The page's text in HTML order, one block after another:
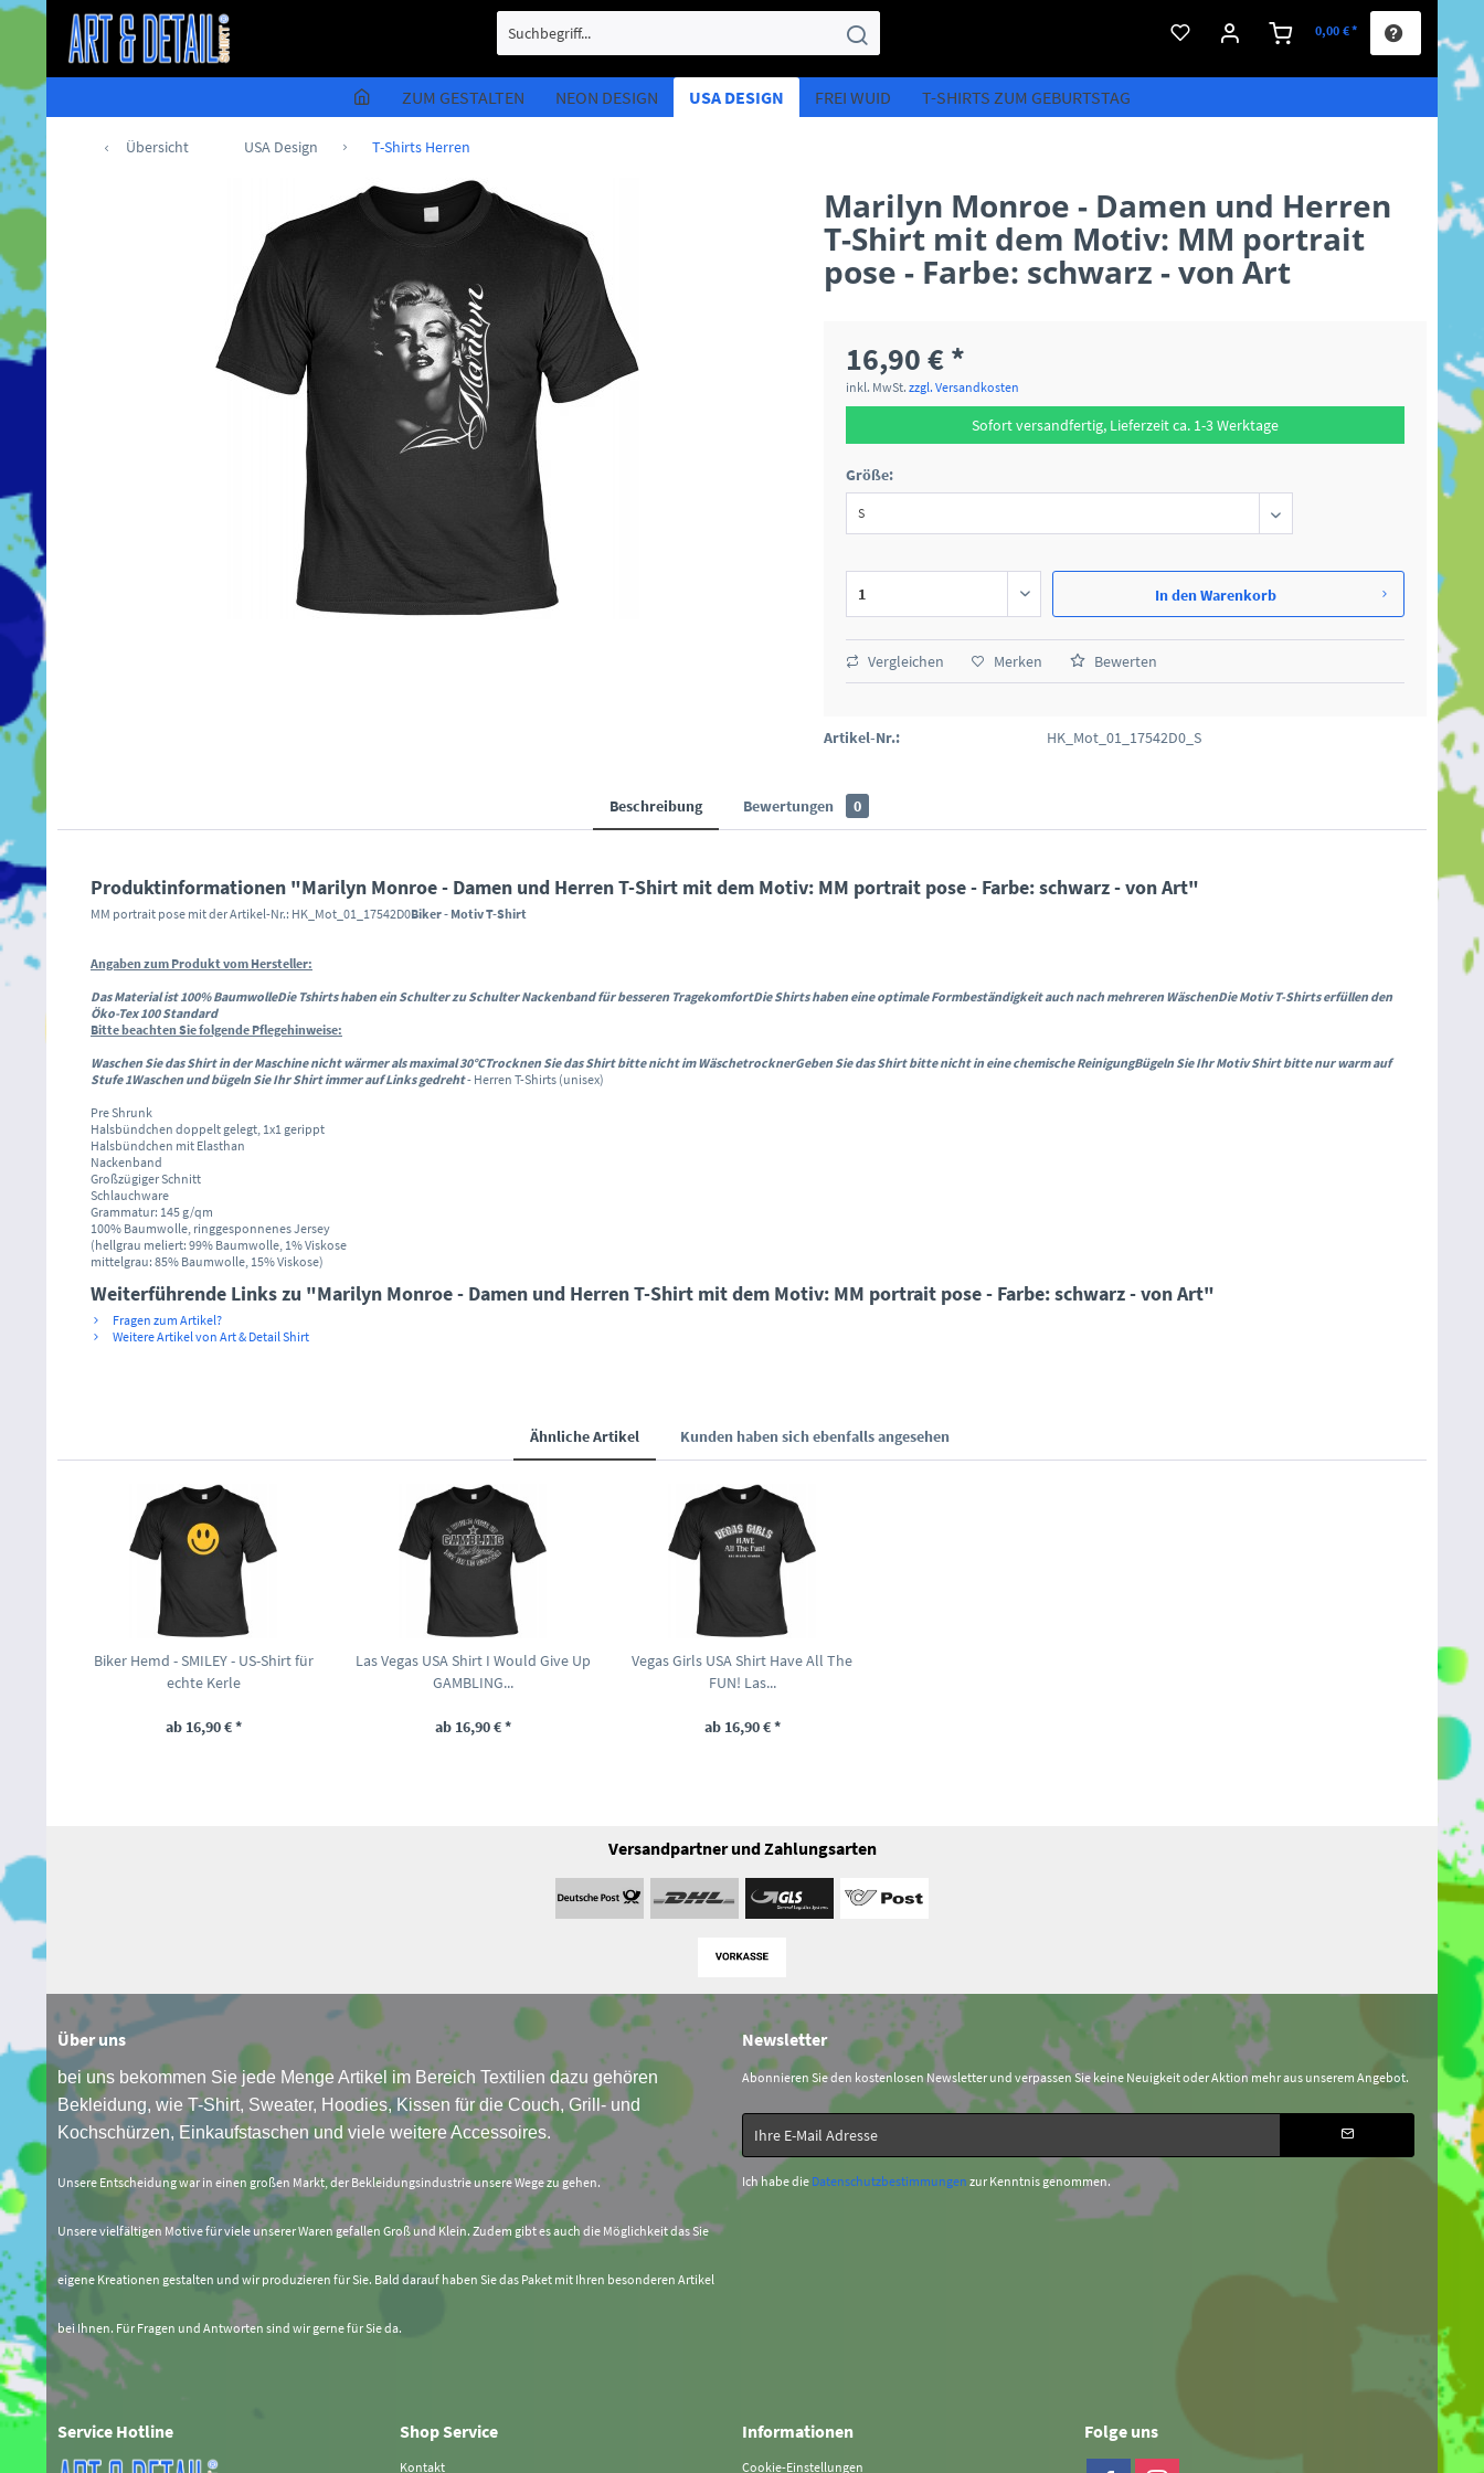
0,00 € *
ZUM GESTALTEN NEON DESIGN USA DESIGN FREI WUID T-SHIRTS ZUM GEBURTSTAG
Übersicht USA Design T-Shirts Herren
Marilyn Monroe - Damen und Herren
T-Shirt mit dem Motiv: MM portrait
pose - Farbe: schwarz - von Art
16,90 € *
inkl. MwSt.zzgl. Versandkosten
Sofort versandfertig, Lieferzeit ca. 1-3 Werktage
Größe:
In denWarenkorb
Vergleichen Merken Bewerten
Artikel-Nr.: HK_Mot_01_17542D0_S
Beschreibung Bewertungen 0
Produktinformationen "Marilyn Monroe - Damen und Herren T-Shirt mit dem Motiv: MM portrait pose - Farbe: schwarz - von Art"
MM portrait pose mit der Artikel-Nr.: HK_Mot_01_17542D0Biker - Motiv T-Shirt
Angaben zum Produkt vom Hersteller:
Das Material ist 100% BaumwolleDie Tshirts haben ein Schulter zu Schulter Nackenband für besseren TragekomfortDie Shirts haben eine optimale Formbeständigkeit auch nach mehreren WäschenDie Motiv T-Shirts erfüllen den
Öko-Tex 100 Standard
Bitte beachten Sie folgende Pflegehinweise:
Waschen Sie das Shirt in der Maschine nicht wärmer als maximal 30°CTrocknen Sie das Shirt bitte nicht im WäschetrocknerGeben Sie das Shirt bitte nicht in eine chemische ReinigungBügeln Sie Ihr Motiv Shirt bitte nur warm auf
Stufe 1Waschen und bügeln Sie Ihr Shirt immer auf Links gedreht- Herren T-Shirts (unisex)
Pre Shrunk
Halsbündchen doppelt gelegt, 1x1 gerippt
Halsbündchen mit Elasthan
Nackenband
Großzügiger Schnitt
Schlauchware
Grammatur: 145 g/qm
100% Baumwolle, ringgesponnenes Jersey
(hellgrau meliert: 99% Baumwolle, 1% Viskose
mittelgrau: 85% Baumwolle, 15% Viskose)
Weiterführende Links zu "Marilyn Monroe - Damen und Herren T-Shirt mit dem Motiv: MM portrait pose - Farbe: schwarz - von Art"
Fragen zum Artikel?
Weitere Artikel von Art & Detail Shirt
Ähnliche Artikel Kunden haben sich ebenfalls angesehen
Biker Hemd - SMILEY - US-Shirt für
echte Kerle
ab 16,90 € *
Las Vegas USA Shirt I Would Give Up
GAMBLING...
ab 16,90 € *
Vegas Girls USA Shirt Have All The
FUN! Las...
ab 16,90 € *
Versandpartner und Zahlungsarten
Über uns
bei uns bekommen Sie jede Menge Artikel im Bereich Textilien dazu gehören
Bekleidung, wie T-Shirt, Sweater, Hoodies, Kissen für die Couch, Grill- und
Kochschürzen, Einkaufstaschen und viele weitere Accessoires.
Unsere Entscheidung war in einen großen Markt, der Bekleidungsindustrie unsere Wege zu gehen.
Unsere vielfältigen Motive für viele unserer Waren gefallen Groß und Klein. Zudem gibt es auch die Möglichkeit das Sie
eigene Kreationen gestalten und wir produzieren für Sie. Bald darauf haben Sie das Paket mit Ihren besonderen Artikel
bei Ihnen. Für Fragen und Antworten sind wir gerne für Sie da.
Newsletter
Abonnieren Sie den kostenlosen Newsletter und verpassen Sie keine Neuigkeit oder Aktion mehr aus unserem Angebot.
Ich habe die Datenschutzbestimmungen zur Kenntnis genommen.
Service Hotline Shop Service
Kontakt
Informationen
Cookie-Einstellungen
Folge uns